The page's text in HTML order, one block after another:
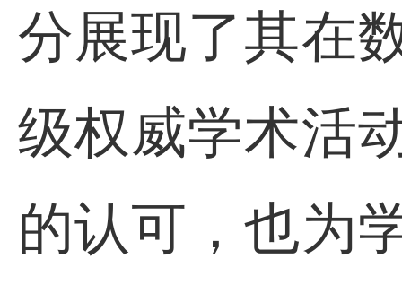
分展现了其在
级权威学术活
的认可，也为